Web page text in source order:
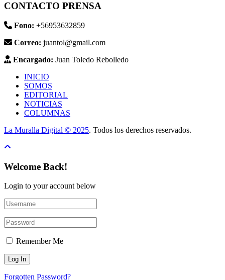
CONTACTO PRENSA
Fono: +56953632859
Correo: juantol@gmail.com
Encargado: Juan Toledo Rebolledo
INICIO
SOMOS
EDITORIAL
NOTICIAS
COLUMNAS
La Muralla Digital © 2025. Todos los derechos reservados.
Welcome Back!
Login to your account below
Remember Me
Forgotten Password?